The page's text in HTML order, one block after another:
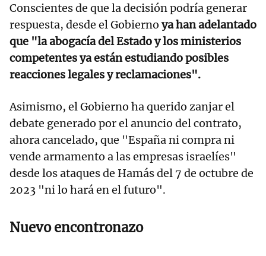
Conscientes de que la decisión podría generar
respuesta, desde el Gobierno ya han adelantado
que "la abogacía del Estado y los ministerios
competentes ya están estudiando posibles
reacciones legales y reclamaciones".
Asimismo, el Gobierno ha querido zanjar el
debate generado por el anuncio del contrato,
ahora cancelado, que "España ni compra ni
vende armamento a las empresas israelíes"
desde los ataques de Hamás del 7 de octubre de
2023 "ni lo hará en el futuro".
Nuevo encontronazo